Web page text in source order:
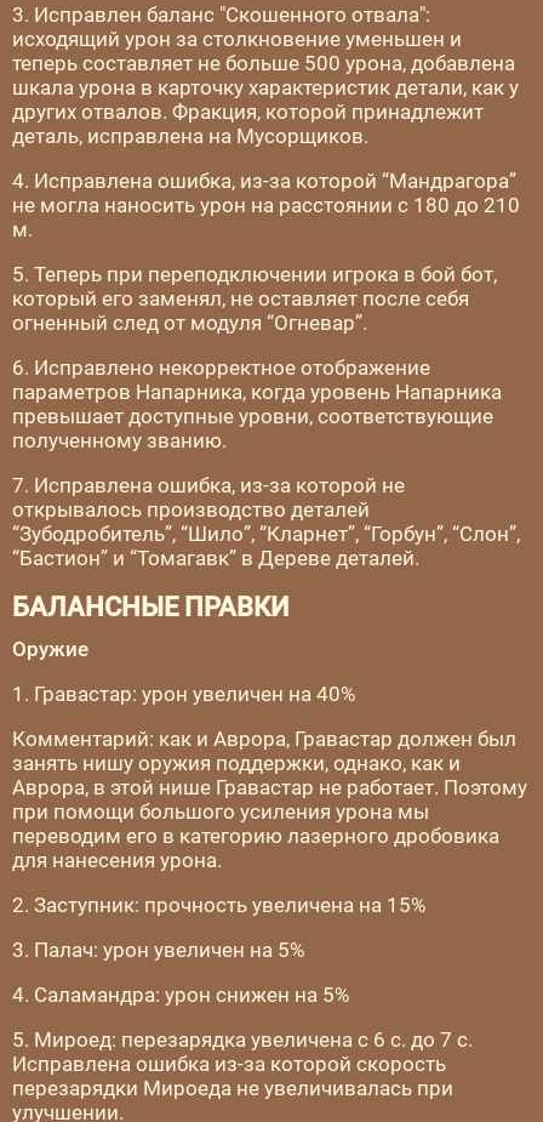
3. Исправлен баланс "Скошенного отвала":
исходящий урон за столкновение уменьшен и
теперь составляет не больше 500 урона, добавлена
шкала урона в карточку характеристик детали, как у
других отвалов. Фракция, которой принадлежит
деталь, исправлена на Мусорщиков.
4. Исправлена ошибка, из-за которой “Мандрагора”
не могла наносить урон на расстоянии с 180 до 210
м.
5. Теперь при переподключении игрока в бой бот,
который его заменял, не оставляет после себя
огненный след от модуля “Огневар”.
6. Исправлено некорректное отображение
параметров Напарника, когда уровень Напарника
превышает доступные уровни, соответствующие
полученному званию.
7. Исправлена ошибка, из-за которой не
открывалось производство деталей
“Зубодробитель”, “Шило”, “Кларнет”, “Горбун”, “Слон”,
“Бастион” и “Томагавк” в Дереве деталей.
БАЛАНСНЫЕ ПРАВКИ
Оружие
1. Гравастар: урон увеличен на 40%
Комментарий: как и Аврора, Гравастар должен был
занять нишу оружия поддержки, однако, как и
Аврора, в этой нише Гравастар не работает. Поэтому
при помощи большого усиления урона мы
переводим его в категорию лазерного дробовика
для нанесения урона.
2. Заступник: прочность увеличена на 15%
3. Палач: урон увеличен на 5%
4. Саламандра: урон снижен на 5%
5. Мироед: перезарядка увеличена с 6 с. до 7 с.
Исправлена ошибка из-за которой скорость
перезарядки Мироеда не увеличивалась при
улучшении.